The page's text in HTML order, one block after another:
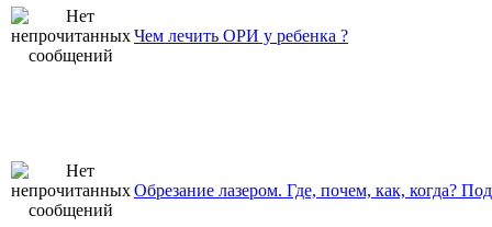
Чем лечить ОРИ у ребенка ?
Обрезание лазером. Где, почем, как, когда?